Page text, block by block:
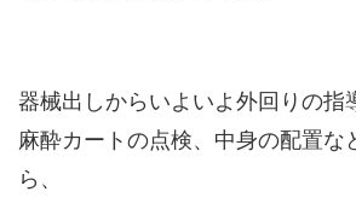
器械出しからいよいよ外回りの指
麻酔カートの点検、中身の配置な
ら、